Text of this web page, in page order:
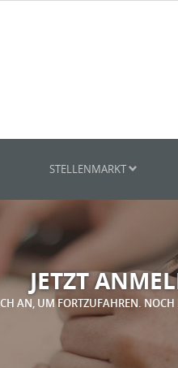
STELLENMARKT
JETZT
AN, UM FORTZUFAHREN. NOCH